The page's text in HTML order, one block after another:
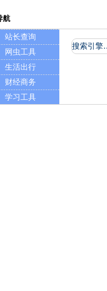
航
站长查询
网虫工具
生活出行
财经商务
学习工具
搜索引